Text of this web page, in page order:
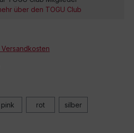
über den TOGU Club
pink rot silber